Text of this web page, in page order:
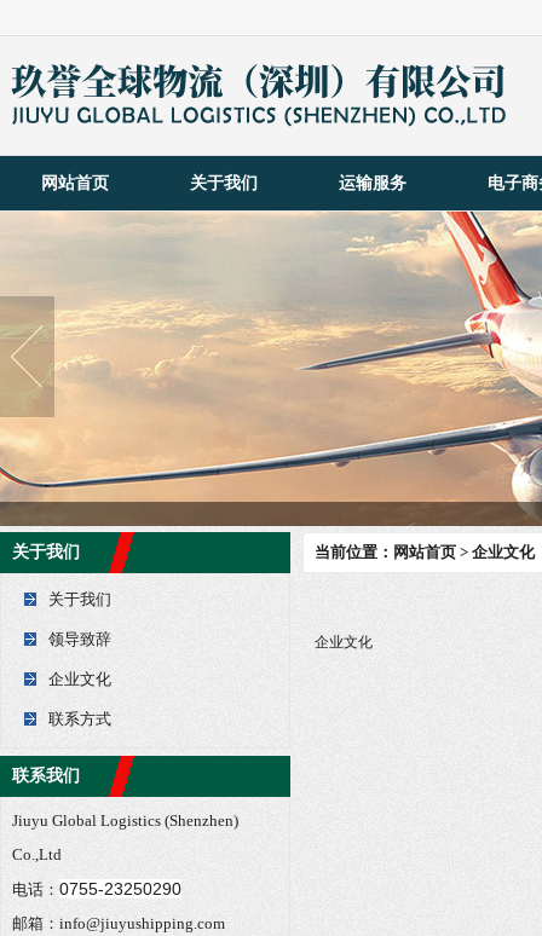
网站首页 关于我们 运输服务 电子商
关于我们
关于我们
领导致辞
企业文化
联系方式
联系我们
Jiuyu Global Logistics (Shenzhen)
Co.,Ltd
电话： 0755-23250290
邮箱：info@jiuyushipping.com
当前位置： 网站首页 > 企业文化
企业文化